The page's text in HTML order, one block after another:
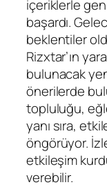
içeriklerle
başardı.
beklentiler
Rizxtar’ın
bulunacak
önerilerde
topluluğu,
yanı sıra,
öngörüyor.
etkileşim
verebilir.